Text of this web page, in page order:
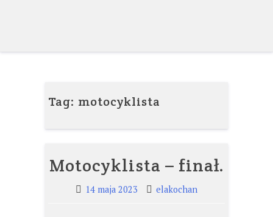
Tag: motocyklista
Motocyklista – finał.
14 maja 2023 elakochan